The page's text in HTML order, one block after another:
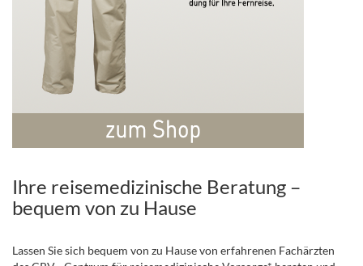
Ihre reisemedizinische Beratung –
bequem von zu Hause
Lassen Sie sich bequem von zu Hause von erfahrenen Fachärzten